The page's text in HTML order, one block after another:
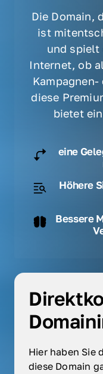
Die Domain,
ist
und spielt
Internet, ob
diese
bietet
eine
Höhere
Bessere
Hier haben Sie
diese Domain